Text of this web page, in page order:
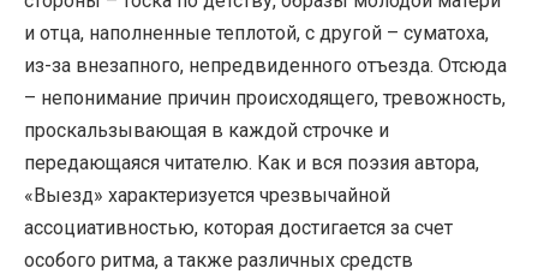
и отца, наполненные теплотой, с другой – суматоха,
из-за внезапного, непредвиденного отъезда. Отсюда
– непонимание причин происходящего, тревожность,
проскальзывающая в каждой строчке и
передающаяся читателю. Как и вся поэзия автора,
«Выезд» характеризуется чрезвычайной
ассоциативностью, которая достигается за счет
особого ритма, а также различных средств